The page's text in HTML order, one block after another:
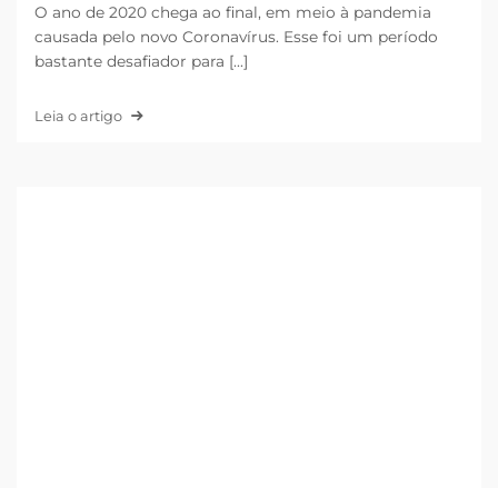
O ano de 2020 chega ao final, em meio à pandemia
causada pelo novo Coronavírus. Esse foi um período
bastante desafiador para [...]
Leia o artigo